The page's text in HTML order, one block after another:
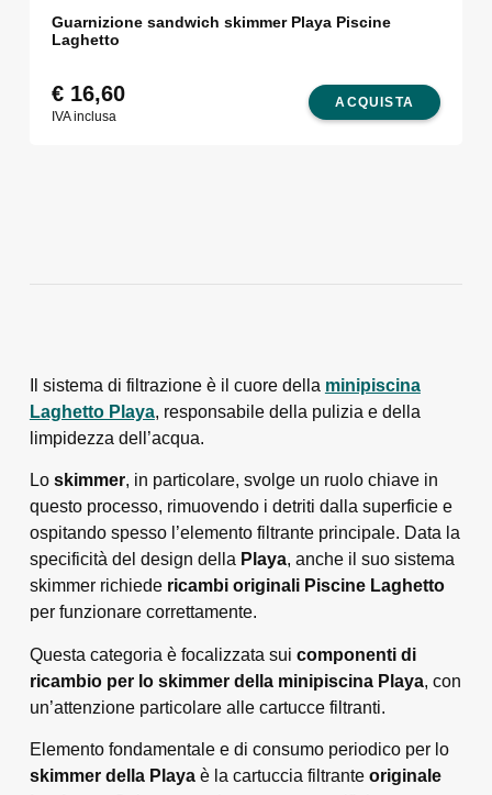
Guarnizione sandwich skimmer Playa Piscine
Laghetto
ACQUISTA
€16,60
IVA inclusa
Il sistema di filtrazione è il cuore della minipiscina
Laghetto Playa, responsabile della pulizia e della
limpidezza dell’acqua.
Lo skimmer, in particolare, svolge un ruolo chiave in
questo processo, rimuovendo i detriti dalla superficie e
ospitando spesso l’elemento filtrante principale. Data la
specificità del design della Playa, anche il suo sistema
skimmer richiede ricambi originali Piscine Laghetto
per funzionare correttamente.
Questa categoria è focalizzata sui componenti di
ricambio per lo skimmer della minipiscina Playa, con
un’attenzione particolare alle cartucce filtranti.
Elemento fondamentale e di consumo periodico per lo
skimmer della Playaè la cartuccia filtrante originale